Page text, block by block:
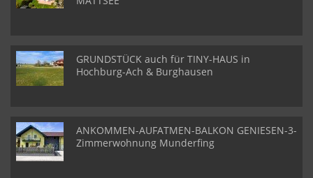
GRUNDSTÜCK auch für TINY-HAUS in
Hochburg-Ach & Burghausen
ANKOMMEN-AUFATMEN-BALKON GENIESEN-3-
Zimmerwohnung Munderfing